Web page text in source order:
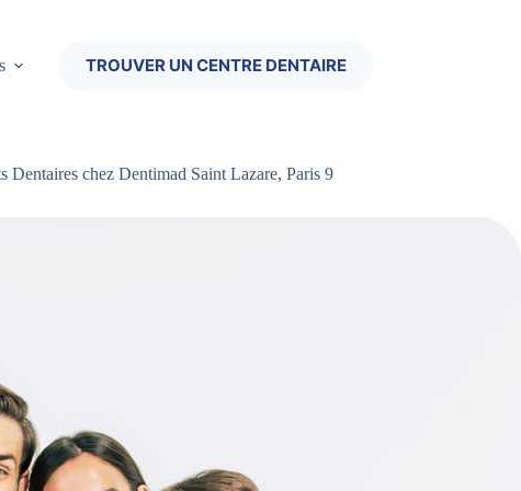
TROUVER UN CENTRE DENTAIRE
Dentaires chez Dentimad Saint Lazare, Paris 9